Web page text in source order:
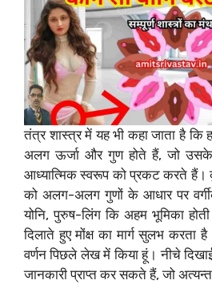
तंत्र शास्त्र में यह भी कहा जाता है कि
अलग ऊर्जा और गुण होते हैं, जो उसके
आध्यात्मिक स्वरूप को प्रकट करते हैं।
को अलग-अलग गुणों के आधार पर
योनि, पुरुष-लिंग कि अहम भूमिका
दिलाते हुए मोंक्ष का मार्ग सुलभ करता
वर्णन पिछले लेख में किया हूं। नीचे
जानकारी प्राप्त कर सकते हैं, जो